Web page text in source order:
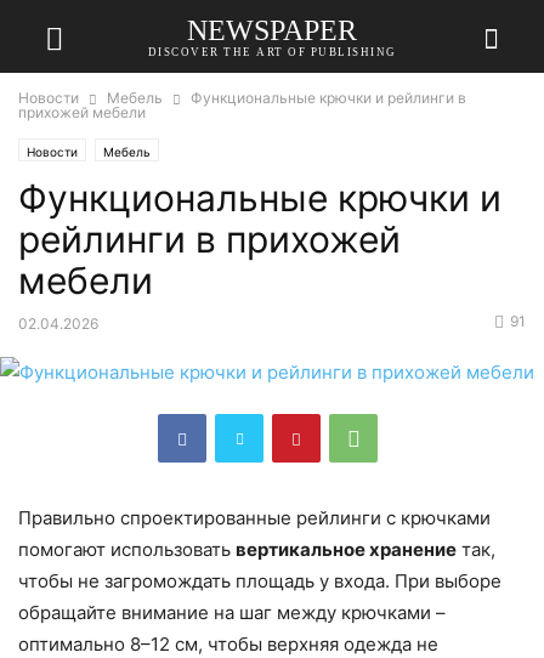
NEWSPAPER
DISCOVER THE ART OF PUBLISHING
Новости Мебель
Функциональные крючки и рейлинги в
прихожей мебели
Новости Мебель
Функциональные крючки и
рейлинги в прихожей
мебели
02.04.2026 91
Правильно спроектированные рейлинги с крючками
помогают использовать вертикальное хранение так,
чтобы не загромождать площадь у входа. При выборе
обращайте внимание на шаг между крючками –
оптимально 8–12 см, чтобы верхняя одежда не